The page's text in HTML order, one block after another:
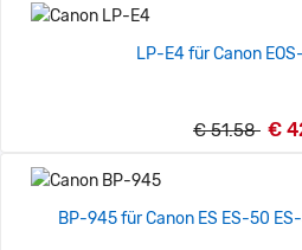
LP-E4 für Canon
€ 51.58 €
BP-945 für Canon ES ES-50